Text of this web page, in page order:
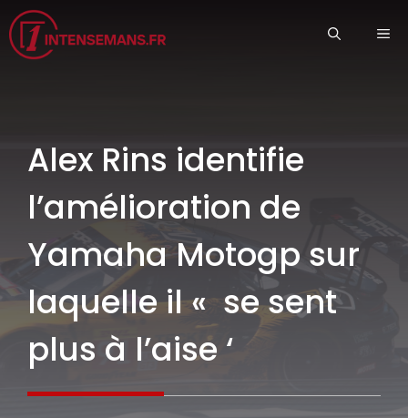
Aller
au
contenu
Alex Rins identifie
l’amélioration de
Yamaha Motogp sur
laquelle il « se sent
plus à l’aise ‘